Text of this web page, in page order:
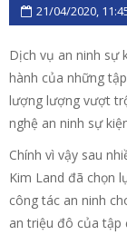
21/04/2020,
Dịch vụ an ninh sự
hành của những
lượng lượng vượt
nghệ an ninh sự
Chính vì vậy sau
Kim Land đã chọn
công tác an ninh
an triệu đô của tập